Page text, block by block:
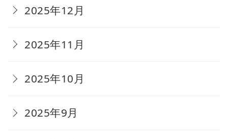
2025年12月
2025年11月
2025年10月
2025年9月